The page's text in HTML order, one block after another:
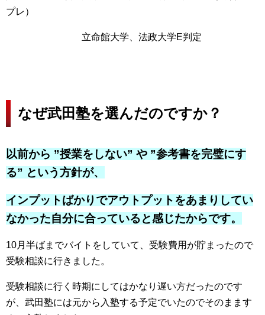
プレ）
立命館大学、法政大学E判定
なぜ武田塾を選んだのですか？
以前から ”授業をしない” や ”参考書を完璧にす
る” という方針が、
インプットばかりでアウトプットをあまりしてい
なかった自分に合っていると感じたからです。
10月半ばまでバイトをしていて、受験費用が貯まったので
受験相談に行きました。
受験相談に行く時期にしてはかなり遅い方だったのです
が、武田塾には元から入塾する予定でいたのでそのまます